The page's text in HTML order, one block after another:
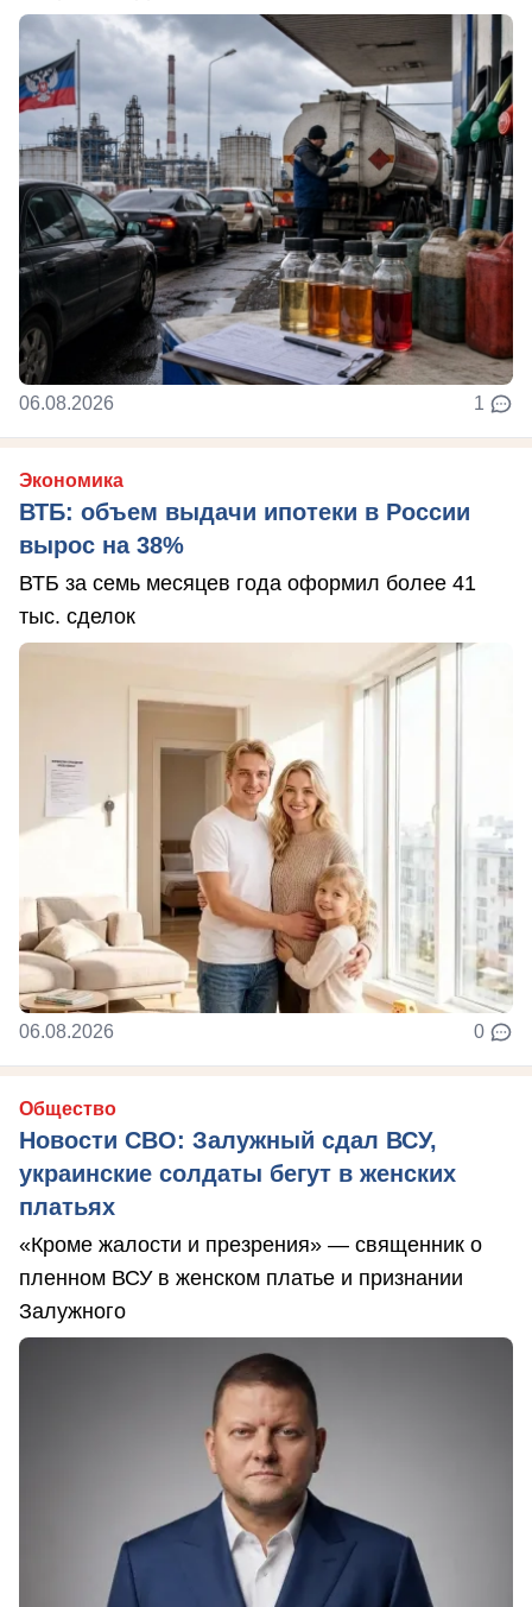
06.08.2026 1
Экономика
ВТБ: объем выдачи ипотеки в России
вырос на 38%
ВТБ за семь месяцев года оформил более 41
тыс. сделок
06.08.2026 0
Общество
Новости СВО: Залужный сдал ВСУ,
украинские солдаты бегут в женских
платьях
«Кроме жалости и презрения» — священник о
пленном ВСУ в женском платье и признании
Залужного